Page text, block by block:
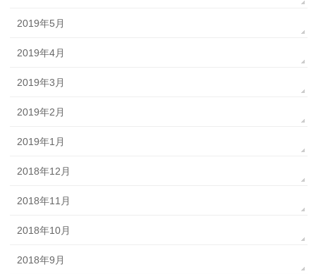
2019年5月
2019年4月
2019年3月
2019年2月
2019年1月
2018年12月
2018年11月
2018年10月
2018年9月